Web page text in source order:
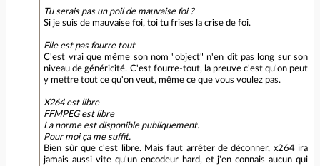
Tu serais pas un poil de mauvaise foi ?
Si je suis de mauvaise foi, toi tu frises la crise de foi.
Elle est pas fourre tout
C'est vrai que même son nom "object" n'en dit pas long sur son
niveau de généricité. C'est fourre-tout, la preuve c'est qu'on peut
y mettre tout ce qu'on veut, même ce que vous voulez pas.
X264 est libre
FFMPEG est libre
La norme est disponible publiquement.
Pour moi ça me suffit.
Bien sûr que c'est libre. Mais faut arrêter de déconner, x264 ira
jamais aussi vite qu'un encodeur hard, et j'en connais aucun qui